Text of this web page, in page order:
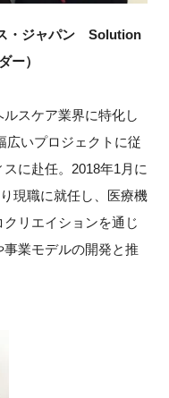
・ジャパン Solution
ー）
スケア業界に特化し
広いプロジェクトに従
に赴任。2018年1月に
現職に就任し、医療機
リエイションを通じ
業モデルの開発と推